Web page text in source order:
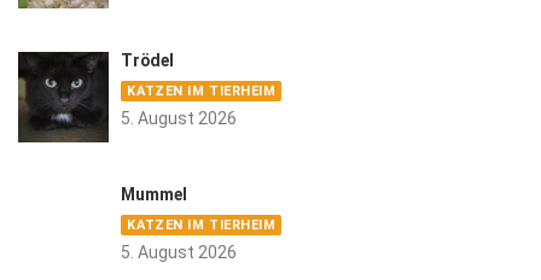
Trödel
KATZEN IM TIERHEIM
5. August 2026
Mummel
KATZEN IM TIERHEIM
5. August 2026